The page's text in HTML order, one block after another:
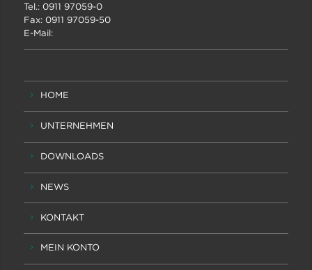
Tel.: 0911 97059-0
Fax: 0911 97059-50
E-Mail:
HOME
UNTERNEHMEN
DOWNLOADS
NEWS
KONTAKT
MEIN KONTO